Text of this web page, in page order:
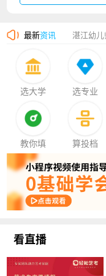
最新资讯
选大学 选专业
教你填 算投档
看直播